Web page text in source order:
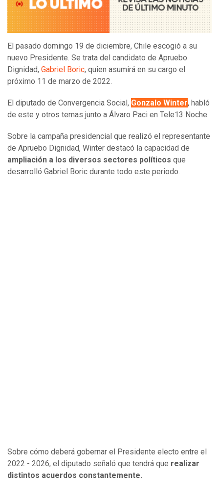
El pasado domingo 19 de diciembre, Chile escogió a su
nuevo Presidente. Se trata del candidato de Apruebo
Dignidad, Gabriel Boric, quien asumirá en su cargo el
próximo 11 de marzo de 2022.
El diputado de Convergencia Social, Gonzalo Winter, habló
de este y otros temas junto a Álvaro Paci en Tele13 Noche.
Sobre la campaña presidencial que realizó el representante
de Apruebo Dignidad, Winter destacó la capacidad de
ampliación a los diversos sectores políticos que
desarrolló Gabriel Boric durante todo este periodo.
Sobre cómo deberá gobernar el Presidente electo entre el
2022 - 2026, el diputado señaló que tendrá que realizar
distintos acuerdos constantemente.